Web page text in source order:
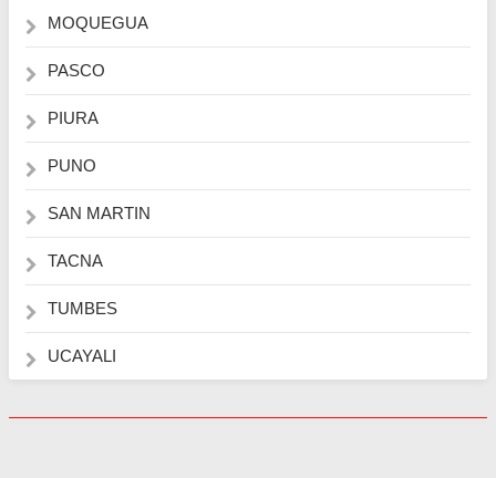
MOQUEGUA
PASCO
PIURA
PUNO
SAN MARTIN
TACNA
TUMBES
UCAYALI